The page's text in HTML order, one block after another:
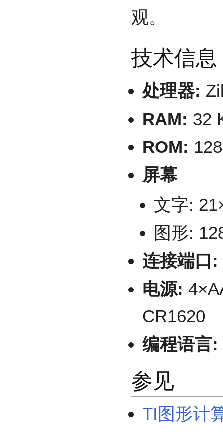
观。
技术信息
处理器:
RAM: 32
ROM:
屏幕
文字:
图形:
连接端口:
电源:
CR1620
编程语言:
参见
TI图形计